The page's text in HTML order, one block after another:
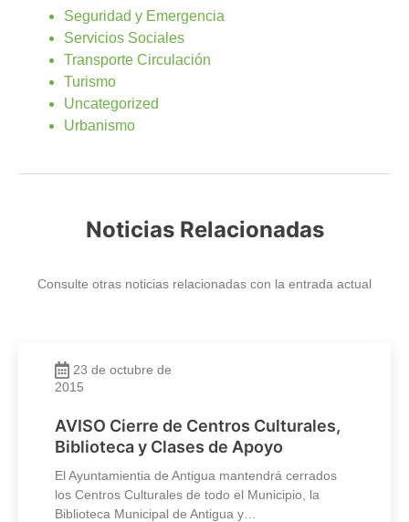
Seguridad y Emergencia
Servicios Sociales
Transporte Circulación
Turismo
Uncategorized
Urbanismo
Noticias Relacionadas
Consulte otras noticias relacionadas con la entrada actual
23 de octubre de
2015
AVISO Cierre de Centros Culturales,
Biblioteca y Clases de Apoyo
El Ayuntamientia de Antigua mantendrá cerrados
los Centros Culturales de todo el Municipio, la
Biblioteca Municipal de Antigua y…